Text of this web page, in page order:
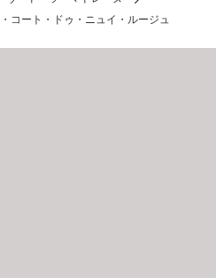
コート・ドゥ・ニュイ・ルージュ